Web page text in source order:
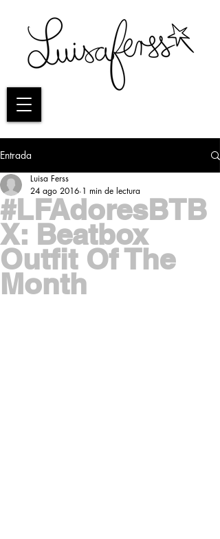
Entrada
#LFAdoresBTB
X: Beatbox
Outfit Of The
Month
Luisa Ferss
24 ago 2016 1 min de lectura